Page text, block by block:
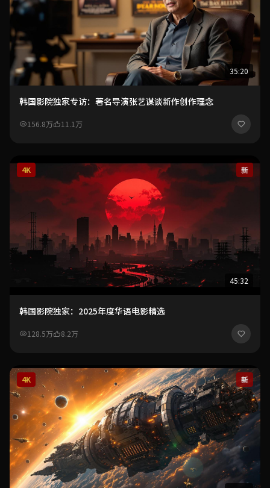
35:20
韩国影院独家专访：著名导演张艺谋谈新作创作理念
156.8万 11.1万
4K 新
45:32
韩国影院独家：2025年度华语电影精选
128.5万 8.2万
4K 新